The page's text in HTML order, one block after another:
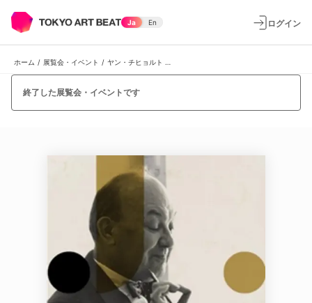
Ja En ログイン
ホーム / 展覧会・イベント /
終了した展覧会・イベントです